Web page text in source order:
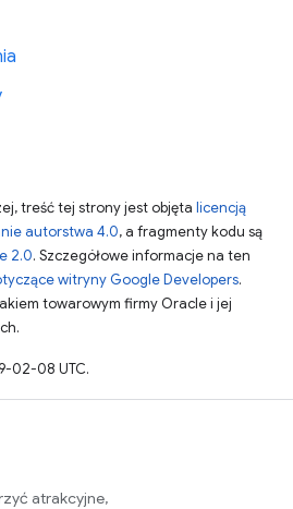
treść tej strony jest objęta licencją
autorstwa 4.0, a fragmenty kodu są
2.0. Szczegółowe informacje na ten
witryny Google Developers.
towarowym firmy Oracle i jej
02-08 UTC.
atrakcyjne,